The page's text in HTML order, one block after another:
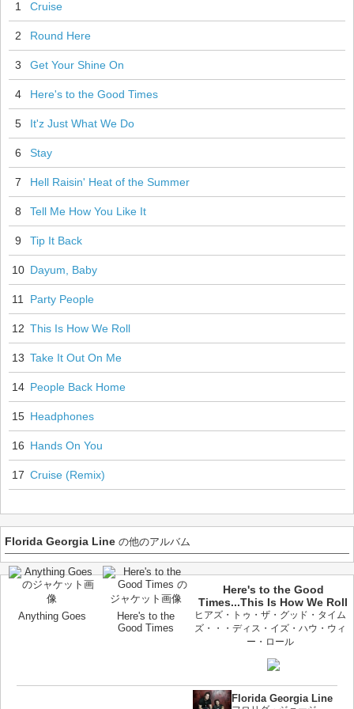
1 Cruise
2 Round Here
3 Get Your Shine On
4 Here's to the Good Times
5 It'z Just What We Do
6 Stay
7 Hell Raisin' Heat of the Summer
8 Tell Me How You Like It
9 Tip It Back
10 Dayum, Baby
11 Party People
12 This Is How We Roll
13 Take It Out On Me
14 People Back Home
15 Headphones
16 Hands On You
17 Cruise (Remix)
Florida Georgia Line の他のアルバム
Anything Goes
Here's to the
Good Times
Here's to the Good
Times...This Is How We Roll
ヒアズ・トゥ・ザ・グッド・タイム
ズ・・・ディス・イズ・ハウ・ウィ
ー・ロール
Florida Georgia Line